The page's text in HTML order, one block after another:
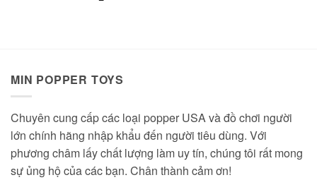
MIN POPPER TOYS
Chuyên cung cấp các loại popper USA và đồ chơi người
lớn chính hãng nhập khẩu đến người tiêu dùng. Với
phương châm lấy chất lượng làm uy tín, chúng tôi rất mong
sự ủng hộ của các bạn. Chân thành cảm ơn!